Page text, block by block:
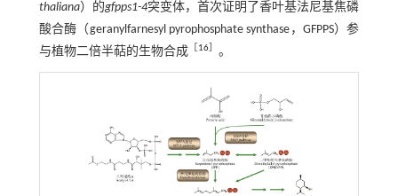
thaliana）的gfpps1-4突变体，首次证明了香叶基法尼基焦磷
酸合酶（geranylfarnesyl pyrophosphate synthase，GFPPS）参
与植物二倍半萜的生物合成［ 16］ 。